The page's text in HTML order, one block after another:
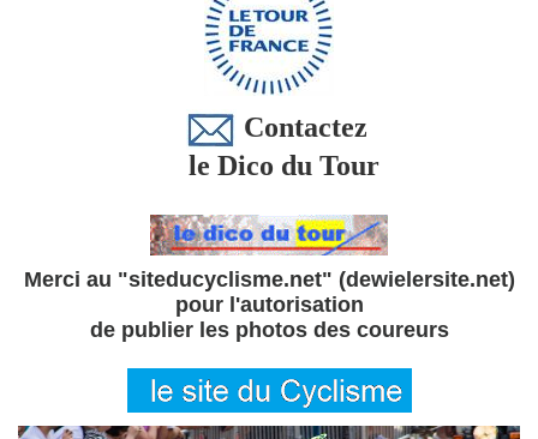
Contactez
le Dico du Tour
Merci au "siteducyclisme.net" (dewielersite.net)
pour l'autorisation
de publier les photos des coureurs